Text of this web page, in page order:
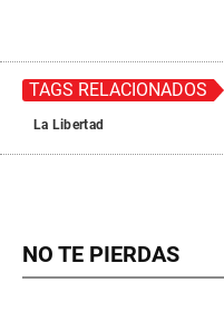
TAGS RELACIONADOS
La Libertad
NO TE PIERDAS